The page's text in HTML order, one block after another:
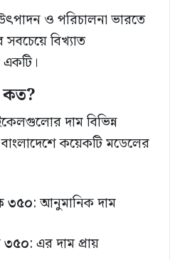
ও পরিচালনা ভারতে
বিখ্যাত
কত?
দাম বিভিন্ন
কয়েকটি মডেলের
৩৫০: আনুমানিক দাম
৩৫০: এর দাম প্রায়